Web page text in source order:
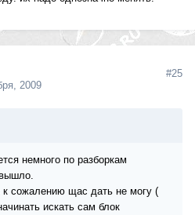
2009
#25
немного по разборкам
сожалению щас дать не могу (
искать сам блок